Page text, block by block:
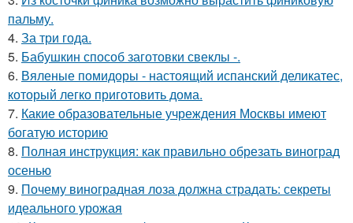
пальму.
4. За три года.
5. Бабушкин способ заготовки свеклы -.
6. Вяленые помидоры - настоящий испанский деликатес,
который легко приготовить дома.
7. Какие образовательные учреждения Москвы имеют
богатую историю
8. Полная инструкция: как правильно обрезать виноград
осенью
9. Почему виноградная лоза должна страдать: секреты
идеального урожая